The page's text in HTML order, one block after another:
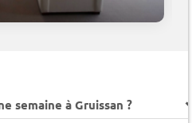
semaine à Gruissan ?